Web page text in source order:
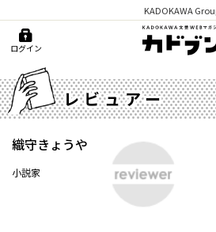
KADOKAWA
ログイン
レビュアー
織守きょうや
小説家